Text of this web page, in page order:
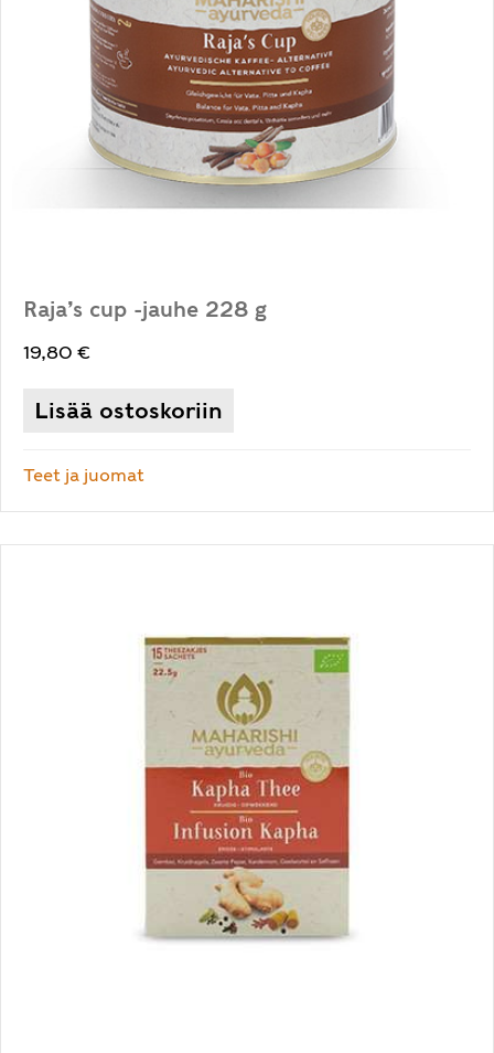
Raja’s cup -jauhe 228 g
19,80 €
Lisää ostoskoriin
Teet ja juomat